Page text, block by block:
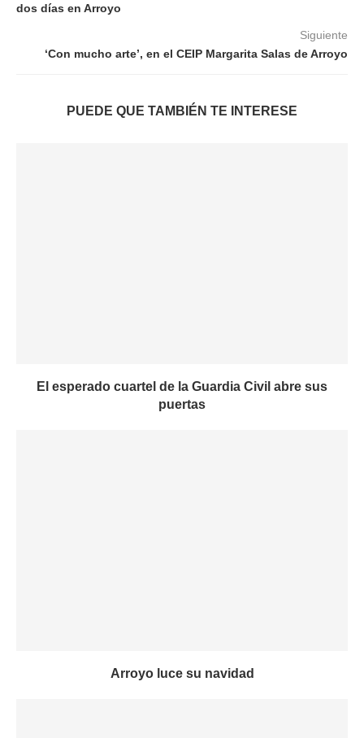
dos días en Arroyo
Siguiente
‘Con mucho arte’, en el CEIP Margarita Salas de Arroyo
PUEDE QUE TAMBIÉN TE INTERESE
El esperado cuartel de la Guardia Civil abre sus
puertas
Arroyo luce su navidad